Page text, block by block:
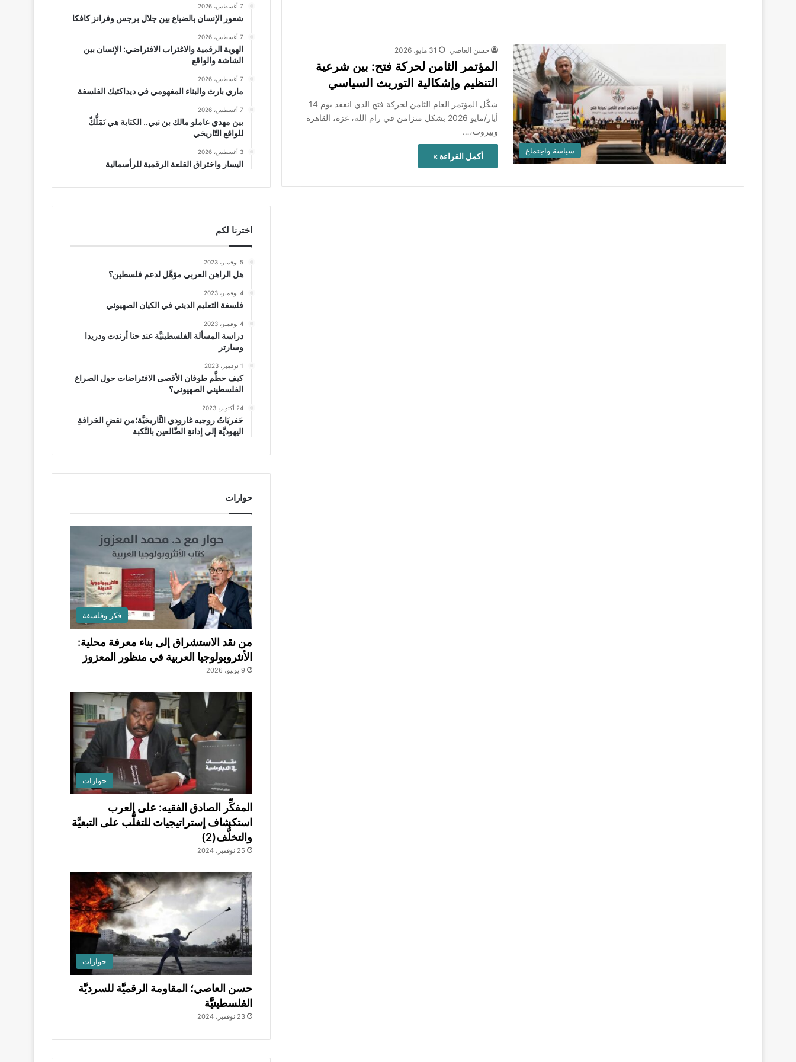
سياسة واجتماع
حسن العاصي 31 مايو، 2026
المؤتمر الثامن لحركة فتح: بين شرعية
التنظيم وإشكالية التوريث السياسي
شكّل المؤتمر العام الثامن لحركة فتح الذي انعقد يوم 14
أيار/مايو 2026 بشكل متزامن في رام الله، غزة، القاهرة
وبيروت،…
أكمل القراءة »
7 أغسطس، 2026
شعور الإنسان بالضياع بين جلال برجس وفرانز كافكا
7 أغسطس، 2026
الهوية الرقمية والاغتراب الافتراضي: الإنسان بين
الشاشة والواقع
7 أغسطس، 2026
ماري بارث والبناء المفهومي في ديداكتيك الفلسفة
7 أغسطس، 2026
بين مهدي عاملو مالك بن نبي.. الكتابة هي تَمَلُّكٌ
للواقع التّاريخي
3 أغسطس، 2026
اليسار واختراق القلعة الرقمية للرأسمالية
اخترنا لكم
5 نوفمبر، 2023
هل الراهن العربي مؤهَّل لدعم فلسطين؟
4 نوفمبر، 2023
فلسفة التعليم الديني في الكيان الصهيوني
4 نوفمبر، 2023
دراسة المسألة الفلسطينيَّة عند حنا أرندت ودريدا
وسارتر
1 نوفمبر، 2023
كيف حطَّم طوفان الأقصى الافتراضات حول الصراع
الفلسطيني الصهيوني؟
24 أكتوبر، 2023
حَفريَاتُ روجيه غارودي التَّاريخيَّة؛من نقضِ الخرافةِ
اليهوديَّة إلى إدانةِ الضَّالعين بالنَّكبة
حوارات
فكر وفلسفة
من نقد الاستشراق إلى بناء معرفة محلية:
الأنثروبولوجيا العربية في منظور المعزوز
9 يونيو، 2026
حوارات
المفكِّر الصادق الفقيه: على العرب
استكشاف إستراتيجيات للتغلُّب على التبعيَّة
والتخلُّف(2)
25 نوفمبر، 2024
حوارات
حسن العاصي؛ المقاومة الرقميَّة للسرديَّة
الفلسطينيَّة
23 نوفمبر، 2024